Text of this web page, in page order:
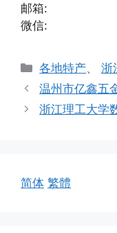
邮箱:
微信:
分
类
各地特产、浙
温州市亿鑫五
浙江理工大学
简体 繁體